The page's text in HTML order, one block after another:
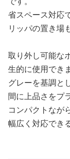
省スペース対応
リッパの置き場
取り外し可能な
生的に使用でき
グレーを基調と
間に上品さをプ
コンパクトなが
幅広く対応でき